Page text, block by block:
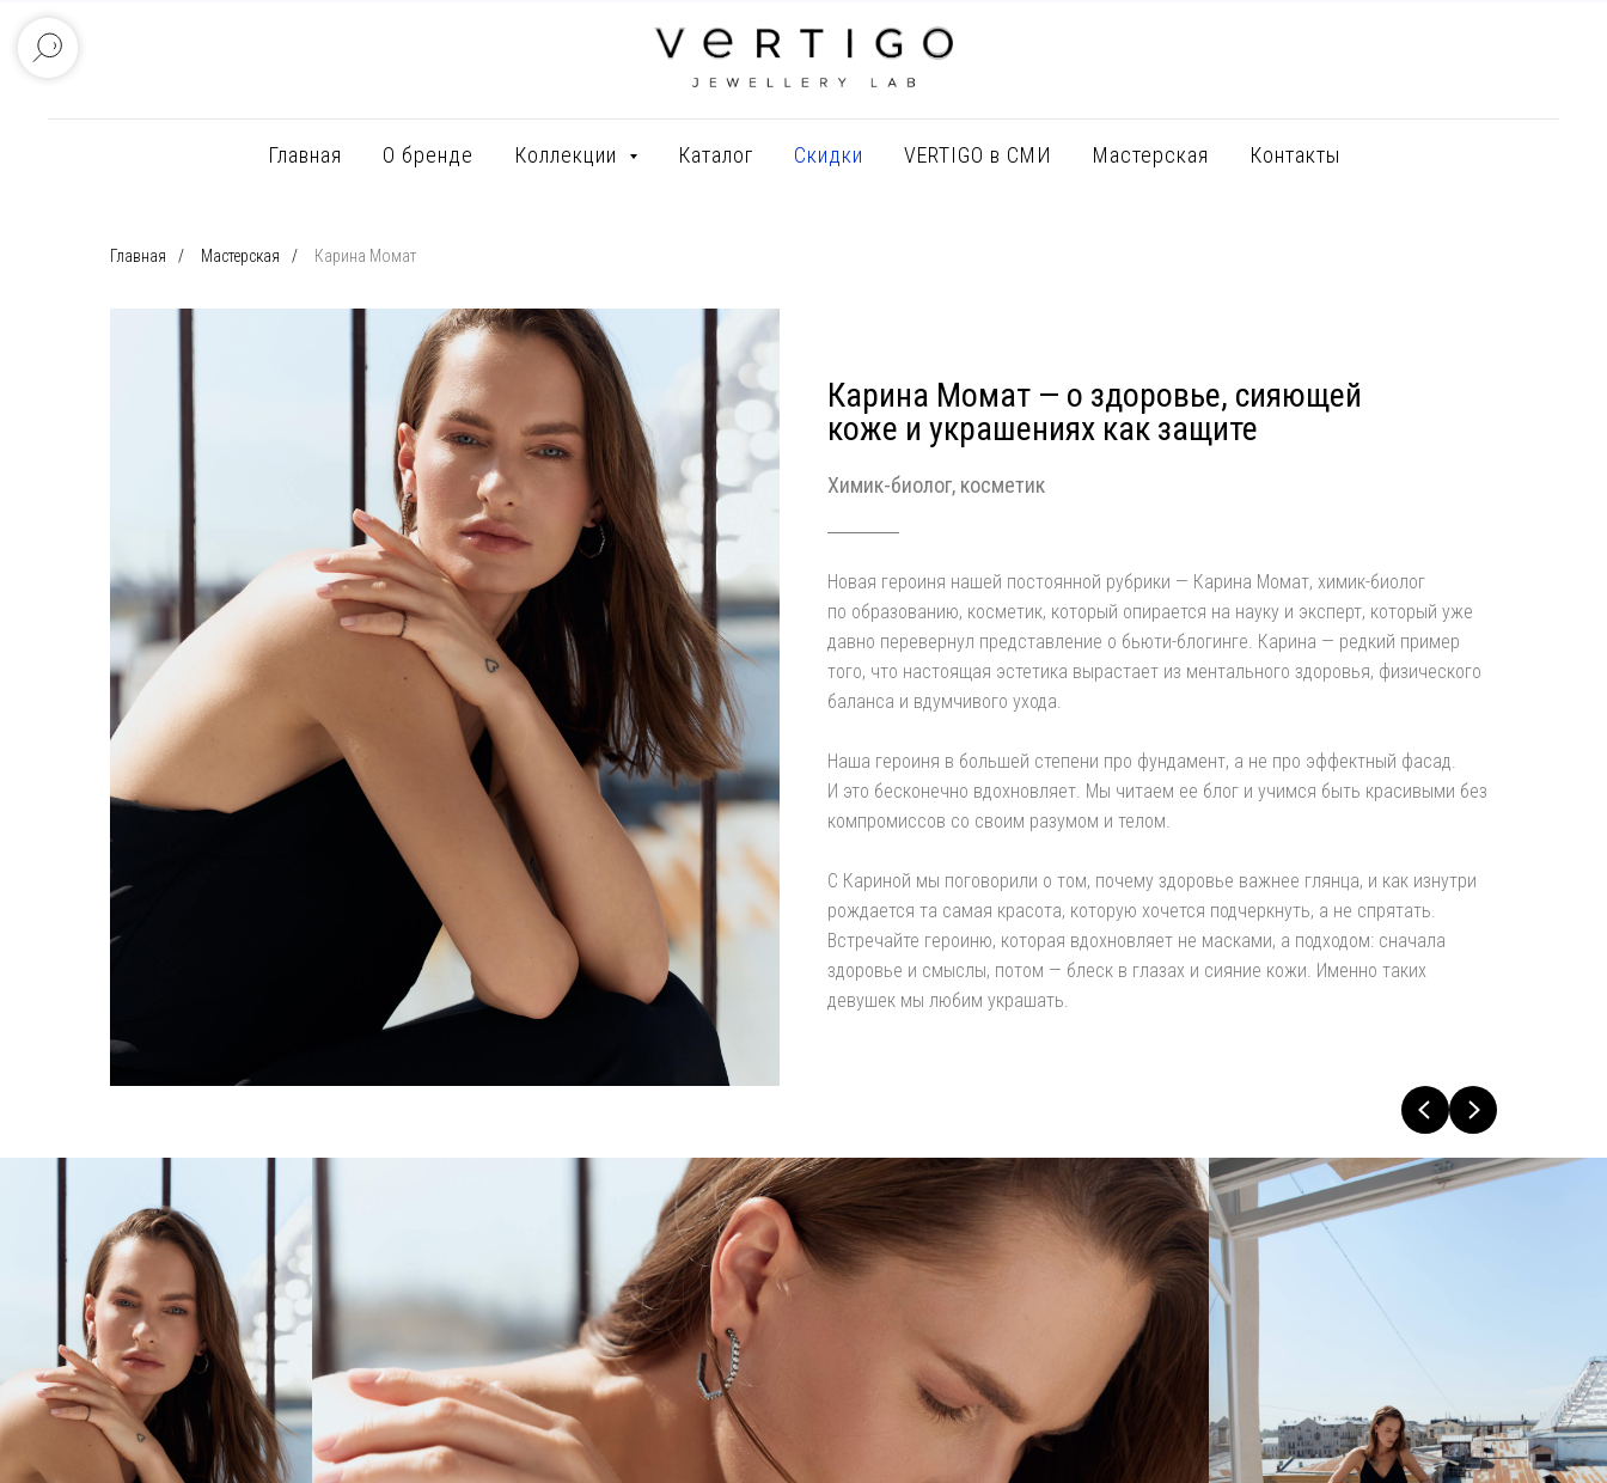
Главная О бренде Коллекции Каталог Скидки VERTIGO в СМИ Мастерская Контакты
Главная / Мастерская / Карина Момат
Карина Момат — о здоровье, сияющей
коже и украшениях как защите
Химик-биолог, косметик
Новая героиня нашей постоянной рубрики — Карина Момат, химик-биолог
по образованию, косметик, который опирается на науку и эксперт, который уже
давно перевернул представление о бьюти-блогинге. Карина — редкий пример
того, что настоящая эстетика вырастает из ментального здоровья, физического
баланса и вдумчивого ухода.
Наша героиня в большей степени про фундамент, а не про эффектный фасад.
И это бесконечно вдохновляет. Мы читаем ее блог и учимся быть красивыми без
компромиссов со своим разумом и телом.
С Кариной мы поговорили о том, почему здоровье важнее глянца, и как изнутри
рождается та самая красота, которую хочется подчеркнуть, а не спрятать.
Встречайте героиню, которая вдохновляет не масками, а подходом: сначала
здоровье и смыслы, потом — блеск в глазах и сияние кожи. Именно таких
девушек мы любим украшать.